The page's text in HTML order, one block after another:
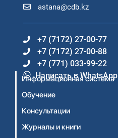
astana@cdb.kz
+7 (7172) 27-00-77
+7 (7172) 27-00-88
+7 (771) 033-99-22
Написать в WhatsApp
Информационная система
Обучение
Консультации
Журналы и книги